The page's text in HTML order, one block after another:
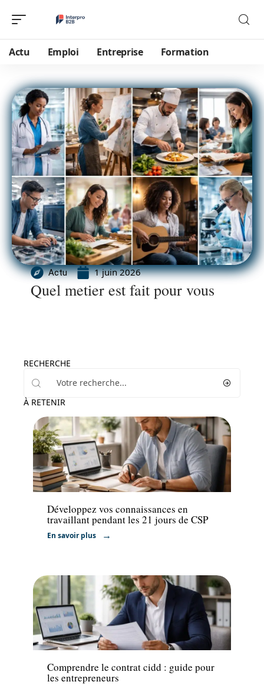
Actu Emploi Entreprise Formation
Actu 1 juin 2026
Quel metier est fait pour vous
RECHERCHE
À RETENIR
Emploi
Développez vos connaissances en
travaillant pendant les 21 jours de CSP
En savoir plus
Entreprise
Comprendre le contrat cidd : guide pour
les entrepreneurs